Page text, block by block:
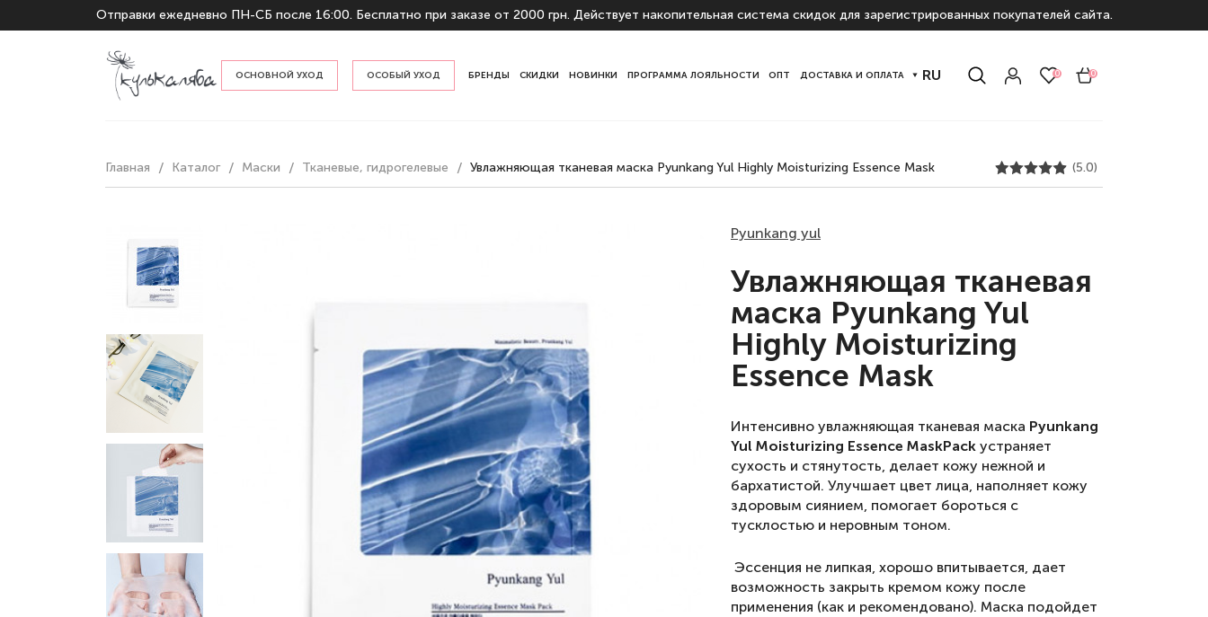
Отправки ежедневно ПН-СБ после 16:00. Бесплатно при заказе от 2000 грн. Действует накопительная система скидок для зарегистрированных покупателей сайта.
ОСНОВНОЙ УХОД
Декоративная косметика
ОСОБЫЙ УХОД
По назначению
БРЕНДЫ СКИДКИ НОВИНКИ ПРОГРАММА ЛОЯЛЬНОСТИ ОПТ ДОСТАВКА И ОПЛАТА RU 0 0
Главная Каталог Маски Тканевые, гидрогелевые Увлажняющая тканевая маска Pyunkang Yul Highly Moisturizing Essence Mask (5.0)
Pyunkang yul
Увлажняющая тканевая
маска Pyunkang Yul
Highly Moisturizing
Essence Mask
Интенсивно увлажняющая тканевая маска Pyunkang
Yul Moisturizing Essence MaskPack устраняет
сухость и стянутость, делает кожу нежной и
бархатистой. Улучшает цвет лица, наполняет кожу
здоровым сиянием, помогает бороться с
тусклостью и неровным тоном.
Эссенция не липкая, хорошо впитывается, дает
возможность закрыть кремом кожу после
применения (как и рекомендовано). Маска подойдет